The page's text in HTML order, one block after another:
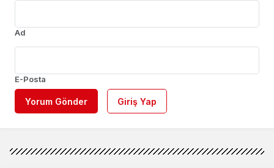
Ad
E-Posta
Yorum Gönder Giriş Yap